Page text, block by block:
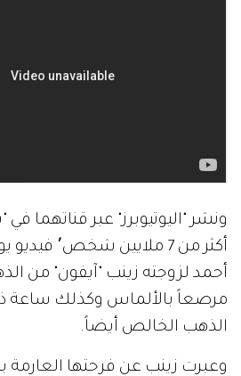
ونشر "اليوتيوبرز" عبر قناتهما في
أكثر من 7
مرصعاً بالألماس وكذلك ساعة
الذهب الخالص أيضاً.